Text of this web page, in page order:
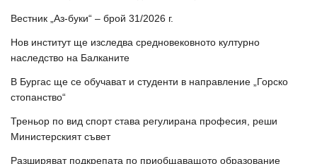
Вестник „Аз-буки“ – брой 31/2026 г.
Нов институт ще изследва средновековното културно
наследство на Балканите
В Бургас ще се обучават и студенти в направление „Горско
стопанство“
Треньор по вид спорт става регулирана професия, реши
Министерският съвет
Разширяват подкрепата по приобщаващото образование